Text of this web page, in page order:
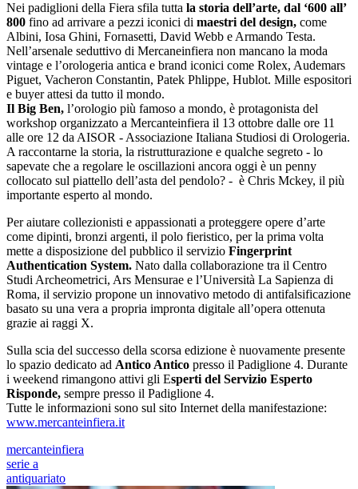
Nei padiglioni della Fiera sfila tutta la storia dell’arte, dal ‘600 all’
800 fino ad arrivare a pezzi iconici di maestri del design, come
Albini, Iosa Ghini, Fornasetti, David Webb e Armando Testa.
Nell’arsenale seduttivo di Mercaneinfiera non mancano la moda
vintage e l’orologeria antica e brand iconici come Rolex, Audemars
Piguet, Vacheron Constantin, Patek Phlippe, Hublot. Mille espositori
e buyer attesi da tutto il mondo.
Il Big Ben, l’orologio più famoso a mondo, è protagonista del
workshop organizzato a Mercanteinfiera il 13 ottobre dalle ore 11
alle ore 12 da AISOR - Associazione Italiana Studiosi di Orologeria.
A raccontarne la storia, la ristrutturazione e qualche segreto - lo
sapevate che a regolare le oscillazioni ancora oggi è un penny
collocato sul piattello dell’asta del pendolo? - è Chris Mckey, il più
importante esperto al mondo.
Per aiutare collezionisti e appassionati a proteggere opere d’arte
come dipinti, bronzi argenti, il polo fieristico, per la prima volta
mette a disposizione del pubblico il servizio Fingerprint
Authentication System. Nato dalla collaborazione tra il Centro
Studi Archeometrici, Ars Mensurae e l’Università La Sapienza di
Roma, il servizio propone un innovativo metodo di antifalsificazione
basato su una vera a propria impronta digitale all’opera ottenuta
grazie ai raggi X.
Sulla scia del successo della scorsa edizione è nuovamente presente
lo spazio dedicato ad Antico Antico presso il Padiglione 4. Durante
i weekend rimangono attivi gli Esperti del Servizio Esperto
Risponde, sempre presso il Padiglione 4.
Tutte le informazioni sono sul sito Internet della manifestazione:
www.mercanteinfiera.it
mercanteinfiera
serie a
antiquariato